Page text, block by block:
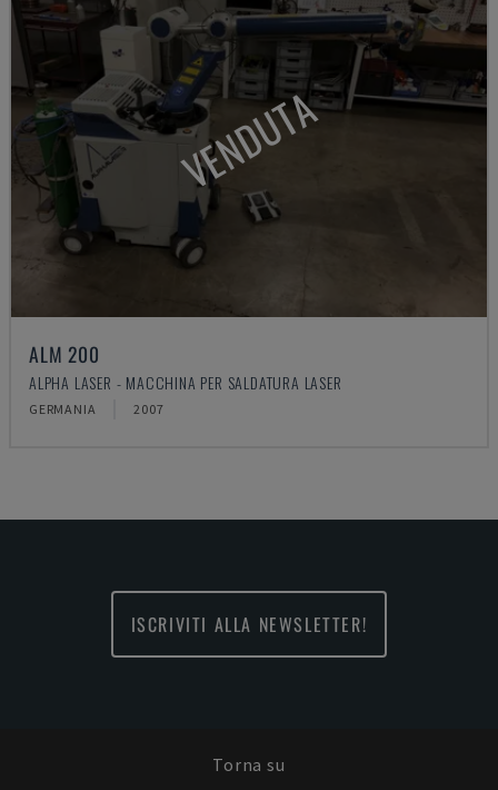
VENDUTA
ALM 200
ALPHA LASER - MACCHINA PER SALDATURA LASER
GERMANIA 2007
ISCRIVITI ALLA NEWSLETTER!
Torna su